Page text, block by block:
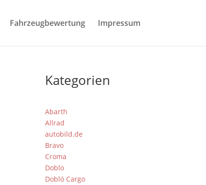
Fahrzeugbewertung Impressum
Kategorien
Abarth
Allrad
autobild.de
Bravo
Croma
Doblo
Dobló Cargo